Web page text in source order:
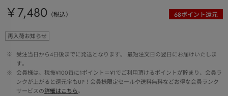
￥7,480 （税込） 68ポイント還元
再入荷お知らせ
※
受注当日から4日後までに発送となります。 最短注文日の翌日にお届けいたしま
す。
※
会員様は、税抜¥100毎に1ポイント＝¥1でご利用頂けるポイントが貯まり、会員ラ
ンクが上がると還元率もUP！会員様限定セールや送料無料などお得な会員ランク
サービスの詳細はこちら。